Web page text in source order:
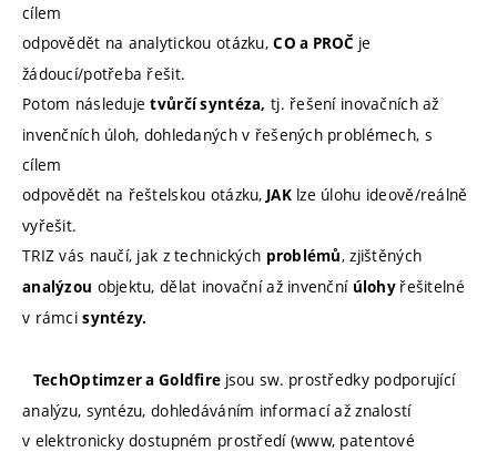
cílem
odpovědět na analytickou otázku,CO a PROČ je
žádoucí/potřeba řešit.
Potom následujetvůrčí syntéza, tj. řešení inovačních až
invenčních úloh, dohledaných v řešených problémech, s
cílem
odpovědět na řeštelskou otázku, JAKlze úlohu ideově/reálně
vyřešit.
TRIZ vás naučí, jak z technických problémů, zjištěných
analýzou objektu, dělat inovační až invenční úlohy řešitelné
v rámcisyntézy.
TechOptimzer a Goldfire jsou sw. prostředky podporující
analýzu, syntézu, dohledáváním informací až znalostí
v elektronicky dostupném prostředí (www, patentové